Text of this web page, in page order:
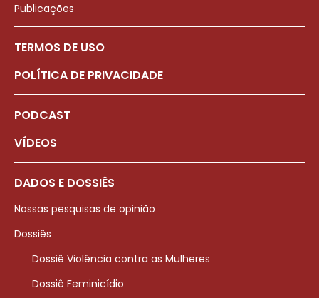
Publicações
TERMOS DE USO
POLÍTICA DE PRIVACIDADE
PODCAST
VÍDEOS
DADOS E DOSSIÊS
Nossas pesquisas de opinião
Dossiês
Dossiê Violência contra as Mulheres
Dossiê Feminicídio